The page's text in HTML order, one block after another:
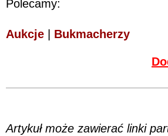
Polecamy:
Aukcje Bukmacherzy
Artykuł może zawierać linki